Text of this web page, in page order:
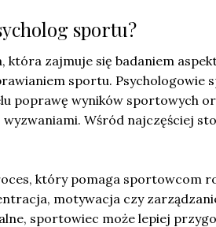
sportu?
która zajmuje się badaniem
sportu. Psychologowie
poprawę wyników sportowych
Wśród najczęściej
który pomaga sportowcom
motywacja czy
sportowiec może lepiej